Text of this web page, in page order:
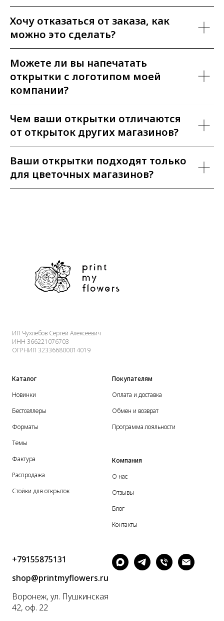
Хочу отказаться от заказа, как
можно это сделать?
Можете ли вы напечатать
открытки с логотипом моей
компании?
Чем ваши открытки отличаются
от открыток других магазинов?
Ваши открытки подходят только
для цветочных магазинов?
ИП Чухлебов Сергей Алексеевич
ИНН 366221076703
ОГРНИП 323366800014019
Каталог
Новинки
Бестселлеры
Форматы
Темы
Фактура
Распродажа
Стойки для открыток
Покупателям
Оплата и доставка
Обмен и возврат
Программа лояльности
Компания
О нас
Отзывы
Блог
Контакты
+79155875131
shop@printmyflowers.ru
Воронеж, ул. Пушкинская
42, оф. 22